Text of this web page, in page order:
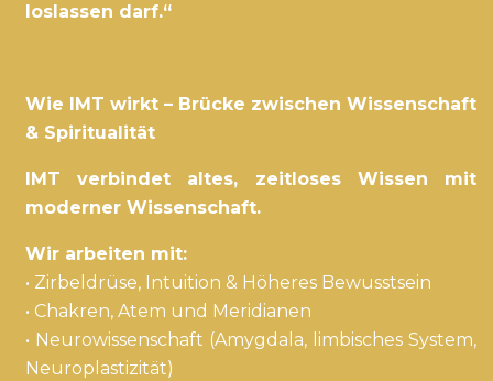
loslassen darf.“
Wie IMT wirkt – Brücke zwischen Wissenschaft
& Spiritualität
IMT verbindet altes, zeitloses Wissen mit
moderner Wissenschaft.
Wir arbeiten mit:
• Zirbeldrüse, Intuition & Höheres Bewusstsein
• Chakren, Atem und Meridianen
• Neurowissenschaft (Amygdala, limbisches System,
Neuroplastizität)